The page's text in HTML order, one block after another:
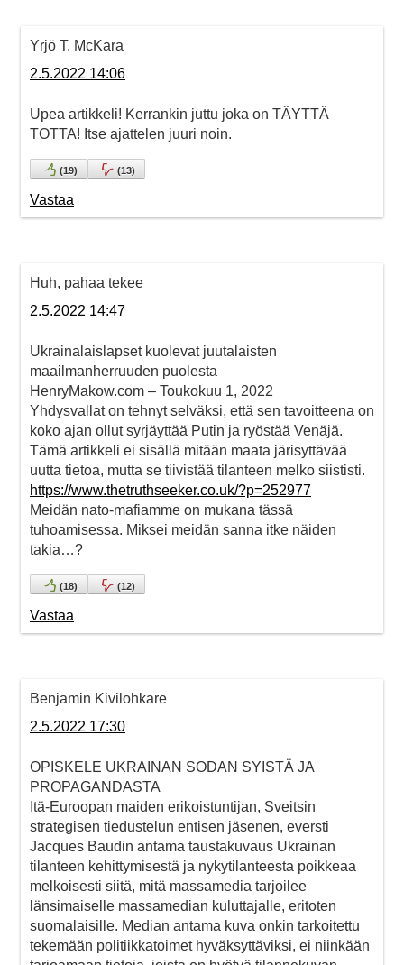
Yrjö T. McKara
2.5.2022 14:06
Upea artikkeli! Kerrankin juttu joka on TÄYTTÄ
TOTTA! Itse ajattelen juuri noin.
(19) (13)
Vastaa
Huh, pahaa tekee
2.5.2022 14:47
Ukrainalaislapset kuolevat juutalaisten
maailmanherruuden puolesta
HenryMakow.com – Toukokuu 1, 2022
Yhdysvallat on tehnyt selväksi, että sen tavoitteena on
koko ajan ollut syrjäyttää Putin ja ryöstää Venäjä.
Tämä artikkeli ei sisällä mitään maata järisyttävää
uutta tietoa, mutta se tiivistää tilanteen melko siististi.
https://www.thetruthseeker.co.uk/?p=252977
Meidän nato-mafiamme on mukana tässä
tuhoamisessa. Miksei meidän sanna itke näiden
takia…?
(18) (12)
Vastaa
Benjamin Kivilohkare
2.5.2022 17:30
OPISKELE UKRAINAN SODAN SYISTÄ JA
PROPAGANDASTA
Itä-Euroopan maiden erikoistuntijan, Sveitsin
strategisen tiedustelun entisen jäsenen, eversti
Jacques Baudin antama taustakuvaus Ukrainan
tilanteen kehittymisestä ja nykytilanteesta poikkeaa
melkoisesti siitä, mitä massamedia tarjoilee
länsimaiselle massamedian kuluttajalle, eritoten
suomalaisille. Median antama kuva onkin tarkoitettu
tekemään politiikkatoimet hyväksyttäviksi, ei niinkään